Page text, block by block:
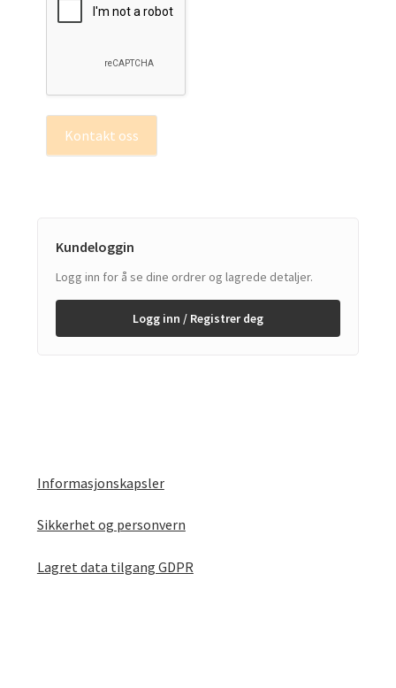
Kontakt oss
Kundeloggin
Logg inn for å se dine ordrer og lagrede detaljer.
Logg inn / Registrer deg
Informasjonskapsler
Sikkerhet og personvern
Lagret data tilgang GDPR